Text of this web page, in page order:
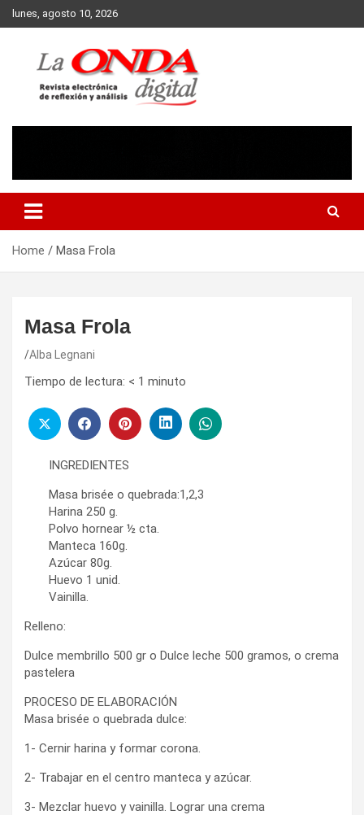
Skip
to
lunes, agosto 10, 2026
Home Masa Frola
Masa Frola
Alba Legnani
Tiempo de lectura: < 1 minuto
INGREDIENTES
Masa brisée o quebrada:1,2,3
Harina 250 g.
Polvo hornear ½ cta.
Manteca 160g.
Azúcar 80g.
Huevo 1 unid.
Vainilla.
Relleno:
Dulce membrillo 500 gr o Dulce leche 500 gramos, o crema
pastelera
PROCESO DE ELABORACIÓN
Masa brisée o quebrada dulce:
1- Cernir harina y formar corona.
2- Trabajar en el centro manteca y azúcar.
3- Mezclar huevo y vainilla. Lograr una crema